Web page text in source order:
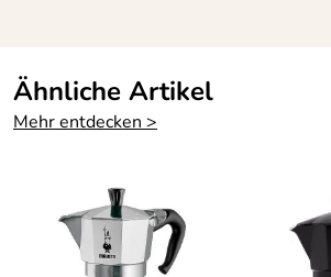
Kaufdatum: 02.01.2019
Bewertungsdatum: 06.04.2019
Gute Qualität und sehr schneller
Kaufdatum: 28.02.2017
Bewertungsdatum: 14.03.2017
Ähnliche Artikel
Mehr entdecken >